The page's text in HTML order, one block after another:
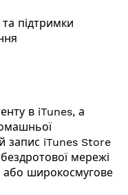
підтримки
в iTunes, а
запис iTunes Store
мережі
або широкосмугове